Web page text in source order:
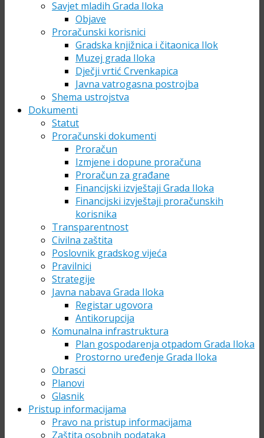
Savjet mladih Grada Iloka
Objave
Proračunski korisnici
Gradska knjižnica i čitaonica Ilok
Muzej grada Iloka
Dječji vrtić Crvenkapica
Javna vatrogasna postrojba
Shema ustrojstva
Dokumenti
Statut
Proračunski dokumenti
Proračun
Izmjene i dopune proračuna
Proračun za građane
Financijski izvještaji Grada Iloka
Financijski izvještaji proračunskih
korisnika
Transparentnost
Civilna zaštita
Poslovnik gradskog vijeća
Pravilnici
Strategije
Javna nabava Grada Iloka
Registar ugovora
Antikorupcija
Komunalna infrastruktura
Plan gospodarenja otpadom Grada Iloka
Prostorno uređenje Grada Iloka
Obrasci
Planovi
Glasnik
Pristup informacijama
Pravo na pristup informacijama
Zaštita osobnih podataka